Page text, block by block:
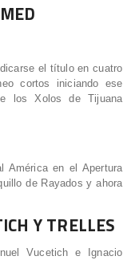
el título en cuatro
cortos iniciando ese
los Xolos de Tijuana
América en el Apertura
de Rayados y ahora
Y TRELLES
Vucetich e Ignacio